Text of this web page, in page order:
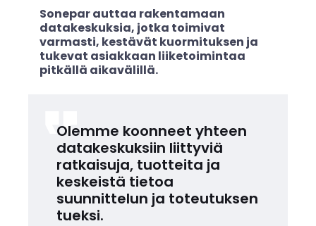
Sonepar auttaa rakentamaan
datakeskuksia, jotka toimivat
varmasti, kestävät kuormituksen ja
tukevat asiakkaan liiketoimintaa
pitkällä aikavälillä.
Olemme koonneet yhteen
datakeskuksiin liittyviä
ratkaisuja, tuotteita ja
keskeistä tietoa
suunnittelun ja toteutuksen
tueksi.